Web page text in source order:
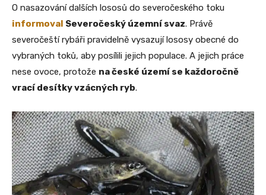
O nasazování dalších lososů do severočeského toku
informoval Severočeský územní svaz. Právě
severočeští rybáři pravidelně vysazují lososy obecné do
vybraných toků, aby posílili jejich populace. A jejich práce
nese ovoce, protože na české území se každoročně
vrací desítky vzácných ryb.